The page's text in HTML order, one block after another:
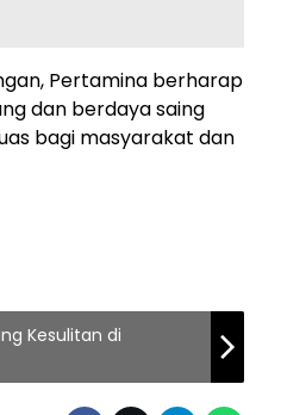
Pertamina berharap
dan berdaya saing
bagi masyarakat dan
Kesulitan di